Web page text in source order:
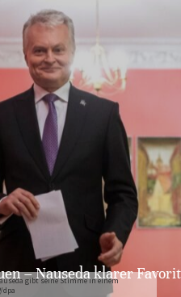
gibt seine Stimme in einem
dpa
– Nauseda klarer Favorit